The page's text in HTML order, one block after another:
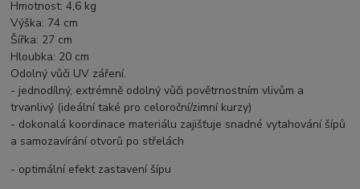
Hmotnost: 4,6 kg
Výška: 74 cm
Šířka: 27 cm
Hloubka: 20 cm
Odolný vůči UV záření.
- jednodílný, extrémně odolný vůči povětrnostním vlivům a
trvanlivý (ideální také pro celoroční/zimní kurzy)
- dokonalá koordinace materiálu zajišťuje snadné vytahování šípů
a samozavírání otvorů po střelách
- optimální efekt zastavení šípu